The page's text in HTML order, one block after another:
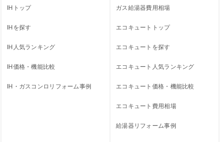
IHトップ
IHを探す
IH人気ランキング
IH価格・機能比較
IH・ガスコンロリフォーム事例
ガス給湯器費用相場
エコキュートトップ
エコキュートを探す
エコキュート人気ランキング
エコキュート価格・機能比較
エコキュート費用相場
給湯器リフォーム事例